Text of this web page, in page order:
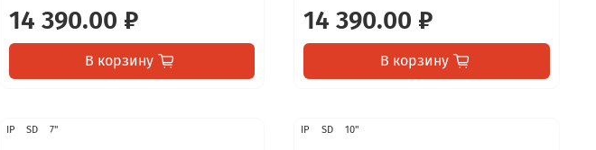
14 390.00 ₽
В корзину
14 390.00 ₽
В корзину
IP SD 7" IP SD 10"